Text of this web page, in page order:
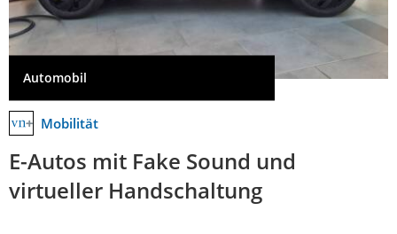
Automobil
Mobilität
E-Autos mit Fake Sound und
virtueller Handschaltung